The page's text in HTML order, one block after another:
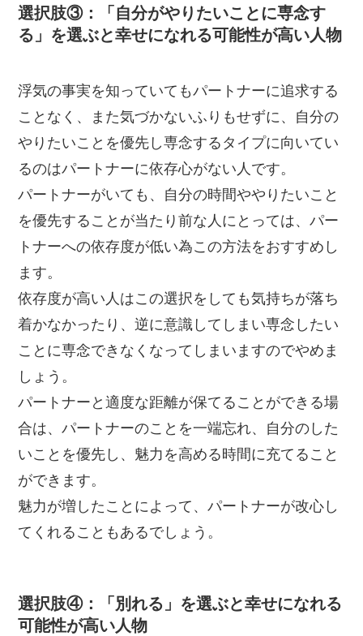
選択肢③：「自分がやりたいことに専念す
る」を選ぶと幸せになれる可能性が高い人物
浮気の事実を知っていてもパートナーに追求する
ことなく、また気づかないふりもせずに、自分の
やりたいことを優先し専念するタイプに向いてい
るのはパートナーに依存心がない人です。
パートナーがいても、自分の時間ややりたいこと
を優先することが当たり前な人にとっては、パー
トナーへの依存度が低い為この方法をおすすめし
ます。
依存度が高い人はこの選択をしても気持ちが落ち
着かなかったり、逆に意識してしまい専念したい
ことに専念できなくなってしまいますのでやめま
しょう。
パートナーと適度な距離が保てることができる場
合は、パートナーのことを一端忘れ、自分のした
いことを優先し、魅力を高める時間に充てること
ができます。
魅力が増したことによって、パートナーが改心し
てくれることもあるでしょう。
選択肢④：「別れる」を選ぶと幸せになれる
可能性が高い人物